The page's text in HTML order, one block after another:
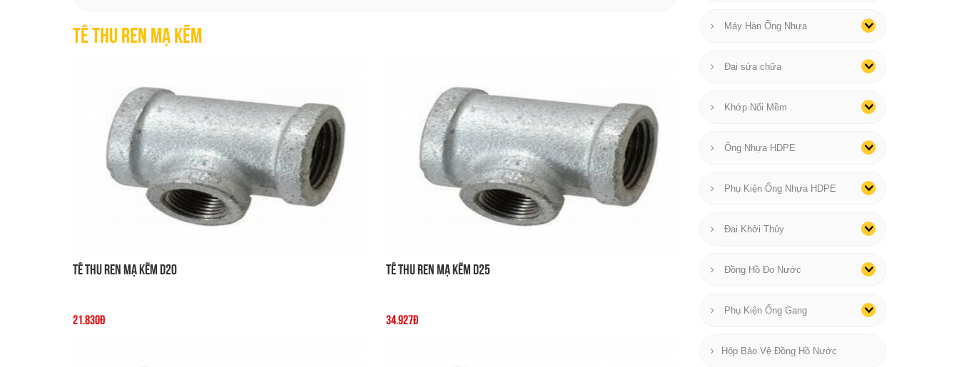
Tê thu ren mạ kẽm
Tê thu ren mạ kẽm D20
21.830đ
Tê thu ren mạ kẽm D25
34.927đ
Máy Hàn Ống Nhựa
Đai sửa chữa
Khớp Nối Mềm
Ống Nhựa HDPE
Phụ Kiện Ống Nhựa HDPE
Đai Khởi Thủy
Đồng Hồ Đo Nước
Phụ Kiện Ống Gang
Hộp Bảo Vệ Đồng Hồ Nước